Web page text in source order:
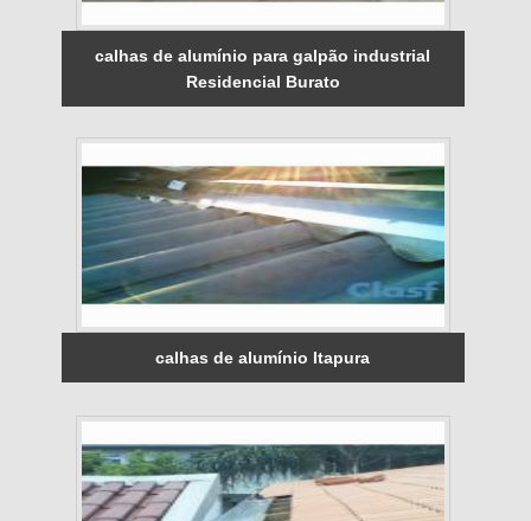
calhas de alumínio para galpão industrial
Residencial Burato
calhas de alumínio Itapura